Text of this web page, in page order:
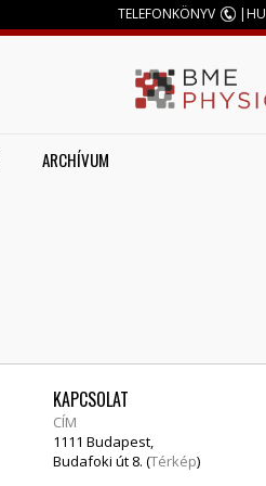
TELEFONKÖNYV |HU
ARCHÍVUM
KAPCSOLAT
CÍM
1111 Budapest,
Budafoki út 8. (Térkép)